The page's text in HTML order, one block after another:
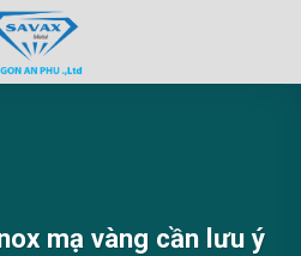
mạ vàng cần lưu ý